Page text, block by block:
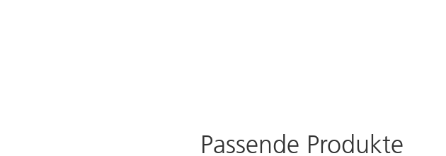
Passende Produkte